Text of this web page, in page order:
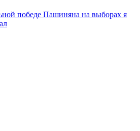
победе Пашиняна на выборах я